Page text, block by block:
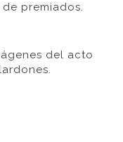
premiados.
del acto